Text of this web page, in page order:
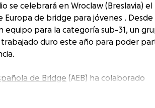
se celebrará en Wroclaw (Breslavia) el
Europa de bridge para jóvenes . Desde
equipo para la categoría sub-31, un
trabajado duro este año para poder
de Bridge (AEB) ha colaborado
todo el año en el desarrollo del